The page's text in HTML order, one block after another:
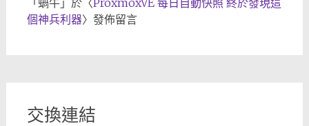
個神兵利器〉發佈留言
交換連結